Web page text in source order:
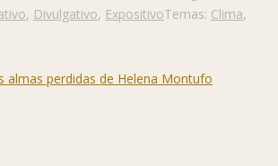
, Divulgativo, ExpositivoTemas: Clima,